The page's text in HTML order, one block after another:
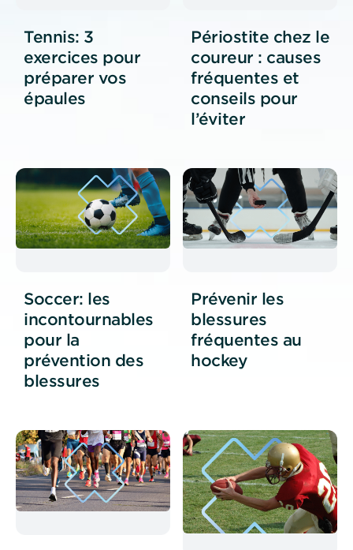
Tennis: 3
exercices pour
préparer vos
épaules
Périostite chez le
coureur : causes
fréquentes et
conseils pour
l’éviter
Soccer: les
incontournables
pour la
prévention des
blessures
Prévenir les
blessures
fréquentes au
hockey